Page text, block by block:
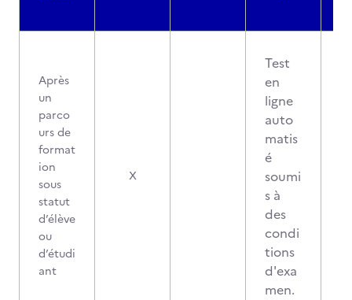
Après
un
parco
urs de
format
ion
sous
statut
d’élève
ou
d’étudi
ant
X
Test
en
ligne
auto
matis
é
soumi
s à
des
condi
tions
d'exa
men.